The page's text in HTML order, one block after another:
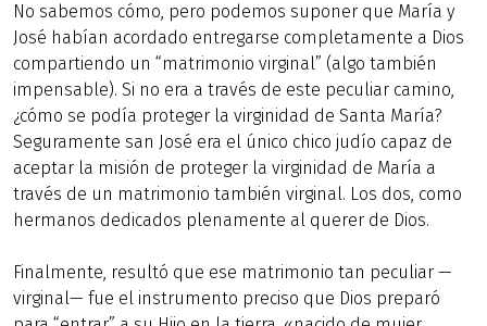
No sabemos cómo, pero podemos suponer que María y
José habían acordado entregarse completamente a Dios
compartiendo un “matrimonio virginal” (algo también
impensable). Si no era a través de este peculiar camino,
¿cómo se podía proteger la virginidad de Santa María?
Seguramente san José era el único chico judío capaz de
aceptar la misión de proteger la virginidad de María a
través de un matrimonio también virginal. Los dos, como
hermanos dedicados plenamente al querer de Dios.
Finalmente, resultó que ese matrimonio tan peculiar —
virginal— fue el instrumento preciso que Dios preparó